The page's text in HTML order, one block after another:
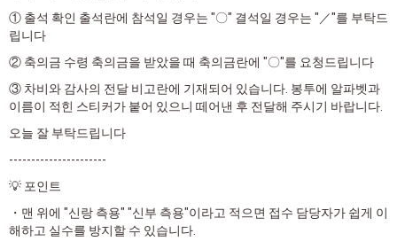
① 출석 확인 출석란에 참석일 경우는 "〇" 결석일 경우는 "／"를 부탁드
립니다
② 축의금 수령 축의금을 받았을 때 축의금란에 "〇"를 요청드립니다
③ 차비와 감사의 전달 비고란에 기재되어 있습니다. 봉투에 알파벳과
이름이 적힌 스티커가 붙어 있으니 떼어낸 후 전달해 주시기 바랍니다.
오늘 잘 부탁드립니다
----------------------
💡 포인트
・맨 위에 "신랑 측용" "신부 측용"이라고 적으면 접수 담당자가 쉽게 이
해하고 실수를 방지할 수 있습니다.